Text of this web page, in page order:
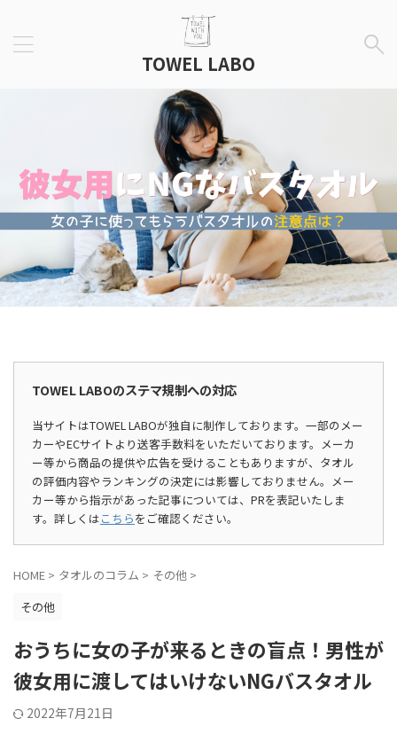
TOWEL LABO
TOWEL LABOのステマ規制への対応
当サイトはTOWEL LABOが独自に制作しております。一部のメー
カーやECサイトより送客手数料をいただいております。メーカ
ー等から商品の提供や広告を受けることもありますが、タオル
の評価内容やランキングの決定には影響しておりません。メー
カー等から指示があった記事については、PRを表記いたしま
す。詳しくはこちらをご確認ください。
HOME > タオルのコラム > その他 >
その他
おうちに女の子が来るときの盲点！男性が
彼女用に渡してはいけないNGバスタオル
2022年7月21日